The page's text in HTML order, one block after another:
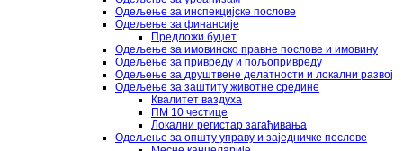
Одељење за инспекцијске послове
Одељење за финансије
Предложи буџет
Одељење за имовинско правне послове и имовину
Одељење за привреду и пољопривреду
Одељење за друштвене делатности и локални развој
Одељење за заштиту животне средине
Квалитет ваздуха
ПМ 10 честице
Локални регистар загађивања
Одељење за општу управу и заједничке послове